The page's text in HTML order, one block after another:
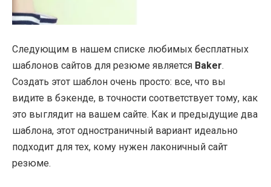
Следующим в нашем списке любимых бесплатных
шаблонов сайтов для резюме является Baker.
Создать этот шаблон очень просто: все, что вы
видите в бэкенде, в точности соответствует тому, как
это выглядит на вашем сайте. Как и предыдущие два
шаблона, этот одностраничный вариант идеально
подходит для тех, кому нужен лаконичный сайт
резюме.